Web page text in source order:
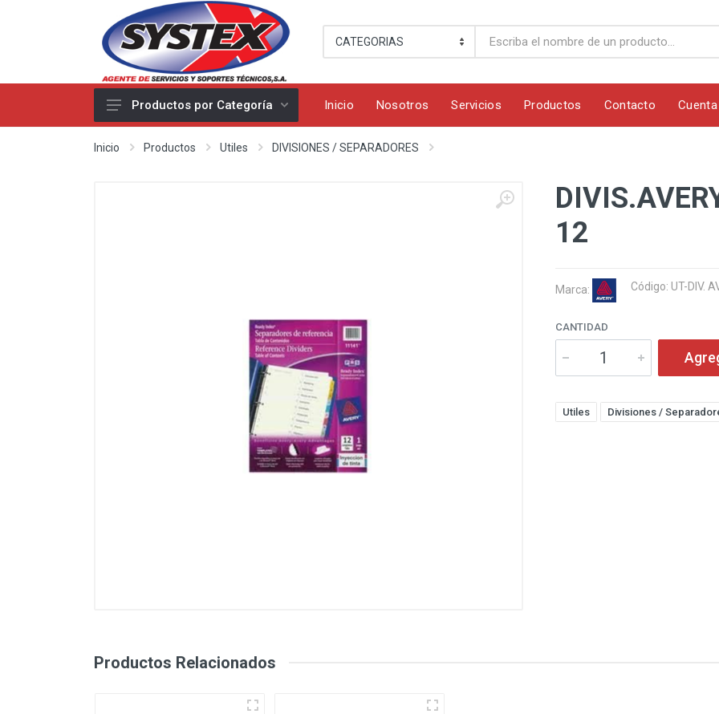
Seguridad
Productos por Categoría Inicio Nosotros Servicios Productos Contacto Cuenta
Inicio Productos Utiles DIVISIONES / SEPARADORES
12
Marca: Código: UT-DIV.
CANTIDAD
Utiles Divisiones /
Productos Relacionados